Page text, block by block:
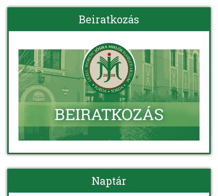
Beiratkozás
Naptár